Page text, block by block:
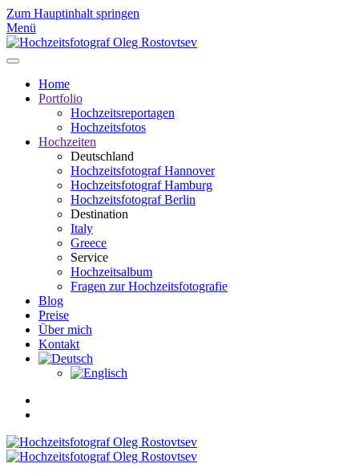
Zum Hauptinhalt springen
Menü
Home
Portfolio
Hochzeitsreportagen
Hochzeitsfotos
Hochzeiten
Deutschland
Hochzeitsfotograf Hannover
Hochzeitsfotograf Hamburg
Hochzeitsfotograf Berlin
Destination
Italy
Greece
Service
Hochzeitsalbum
Fragen zur Hochzeitsfotografie
Blog
Preise
Über mich
Kontakt